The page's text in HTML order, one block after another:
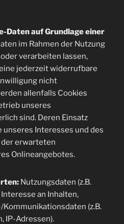
Daten auf Grundlage einer
im Rahmen der Nutzung
verarbeiten lassen,
jederzeit widerrufbare
nicht
allenfalls Cookies
unseres
sind. Deren Einsatz
Interesses und des
erwarteten
Onlineangebotes.
Nutzungsdaten (z.B.
an Inhalten,
(z.B.
IP-Adressen).